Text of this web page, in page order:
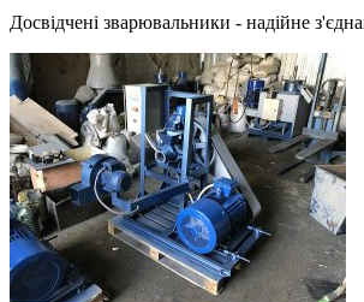
Досвідчені зварювальники - надійне